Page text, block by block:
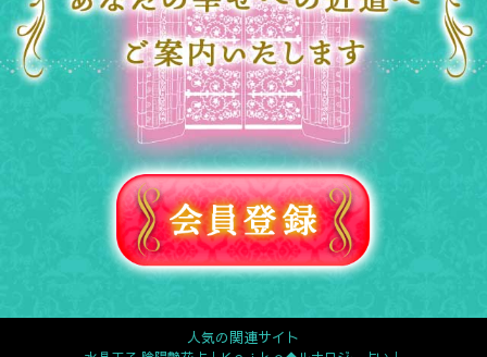
人気の関連サイト